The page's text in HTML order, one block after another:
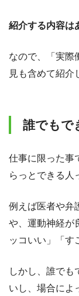
紹介する内容は
なので、「実際
見も含めて紹介
誰でもで
仕事に限った事
らっとできる人
例えば医者や弁
や、運動神経が
ッコいい」「す
しかし、誰でも
いし、場合によ